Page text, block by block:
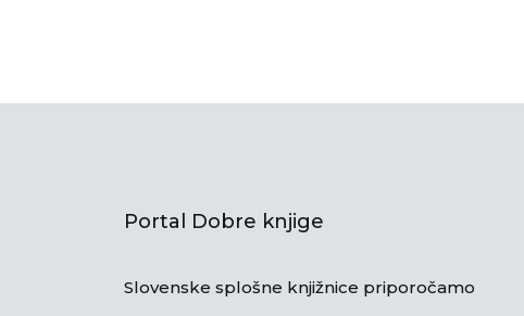
Portal Dobre knjige
Slovenske splošne knjižnice priporočamo